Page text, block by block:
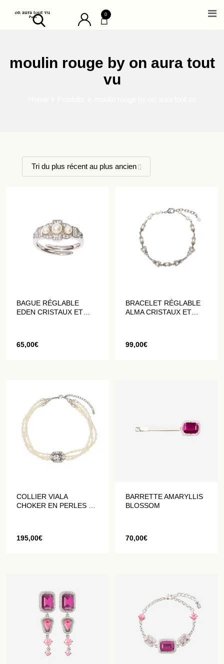
0
moulin rouge by on aura tout
vu
BAGUE RÉGLABLE
EDEN CRISTAUX ET
65,00€
BRACELET RÉGLABLE
ALMA CRISTAUX ET
99,00€
COLLIER VIALA
CHOKER EN PERLES ET
195,00€
BARRETTE AMARYLLIS
BLOSSOM
70,00€